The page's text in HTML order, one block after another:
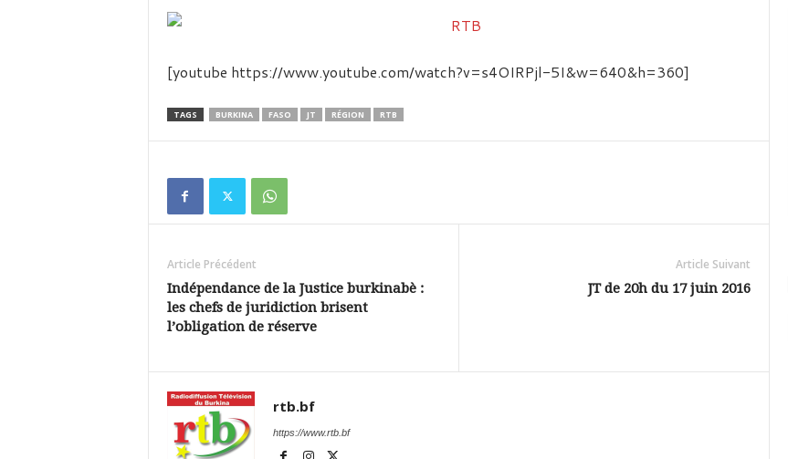
d
k
[youtube https://www.youtube.com/watch?v=s4OIRPjl-5I&w=640&h=360]
TAGS BURKINA FASO JT RÉGION RTB
Article Précédent
Indépendance de la Justice burkinabè :
les chefs de juridiction brisent
l’obligation de réserve
Article Suivant
JT de 20h du 17 juin 2016
rtb.bf
https://www.rtb.bf